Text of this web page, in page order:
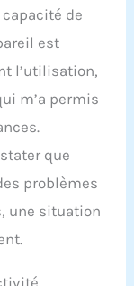
être
de
dispose
un
toute
Il est
et
€ d'éco
de
est
l’utilisation,
m’a permis
que
problèmes
une situation